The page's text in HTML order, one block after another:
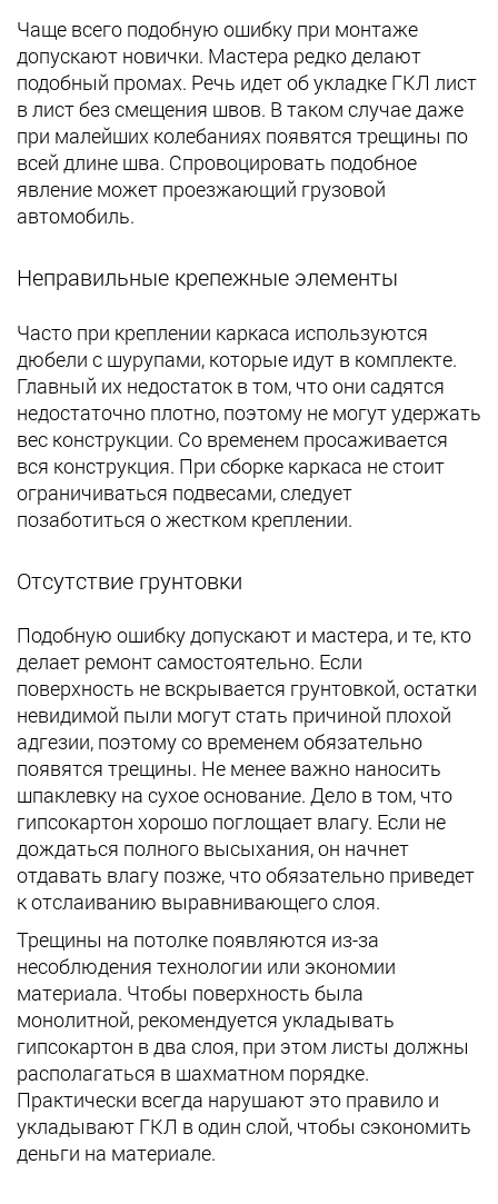
Чаще всего подобную ошибку при монтаже
допускают новички. Мастера редко делают
подобный промах. Речь идет об укладке ГКЛ лист
в лист без смещения швов. В таком случае даже
при малейших колебаниях появятся трещины по
всей длине шва. Спровоцировать подобное
явление может проезжающий грузовой
автомобиль.
Неправильные крепежные элементы
Часто при креплении каркаса используются
дюбели с шурупами, которые идут в комплекте.
Главный их недостаток в том, что они садятся
недостаточно плотно, поэтому не могут удержать
вес конструкции. Со временем просаживается
вся конструкция. При сборке каркаса не стоит
ограничиваться подвесами, следует
позаботиться о жестком креплении.
Отсутствие грунтовки
Подобную ошибку допускают и мастера, и те, кто
делает ремонт самостоятельно. Если
поверхность не вскрывается грунтовкой, остатки
невидимой пыли могут стать причиной плохой
адгезии, поэтому со временем обязательно
появятся трещины. Не менее важно наносить
шпаклевку на сухое основание. Дело в том, что
гипсокартон хорошо поглощает влагу. Если не
дождаться полного высыхания, он начнет
отдавать влагу позже, что обязательно приведет
к отслаиванию выравнивающего слоя.
Трещины на потолке появляются из-за
несоблюдения технологии или экономии
материала. Чтобы поверхность была
монолитной, рекомендуется укладывать
гипсокартон в два слоя, при этом листы должны
располагаться в шахматном порядке.
Практически всегда нарушают это правило и
укладывают ГКЛ в один слой, чтобы сэкономить
деньги на материале.